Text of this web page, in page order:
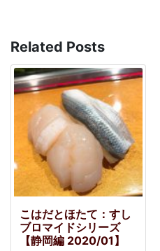
Related Posts
こはだとほたて：すし
ブロマイドシリーズ
【静岡編 2020/01】